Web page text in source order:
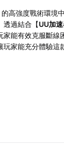
高強度戰術環境
透過結合【UU加
家能有效克服斷線
玩家能充分體驗這